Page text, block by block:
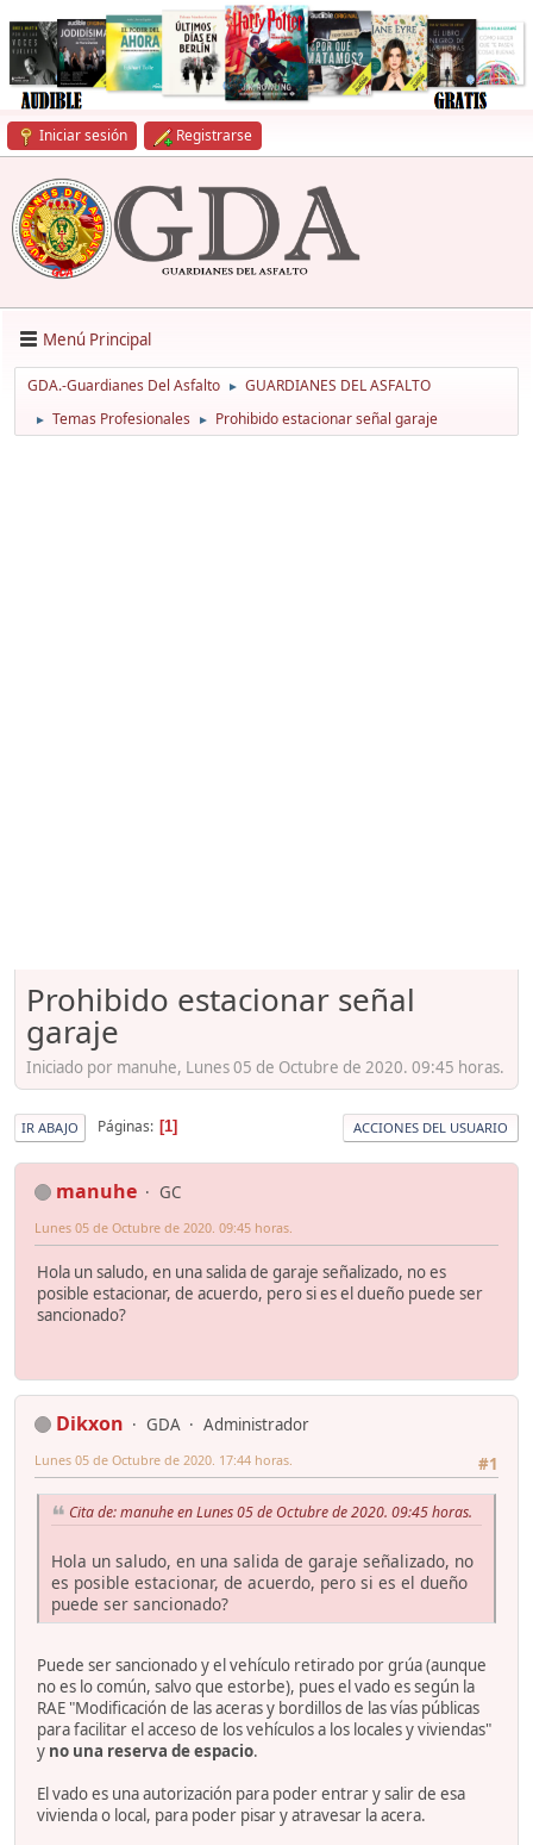
Iniciar sesión Registrarse
Menú Principal
GDA.-Guardianes Del Asfalto ► GUARDIANES DEL ASFALTO
► Temas Profesionales ► Prohibido estacionar señal garaje
Prohibido estacionar señal
garaje
Iniciado por manuhe, Lunes 05 de Octubre de 2020. 09:45 horas.
IR ABAJO Páginas 1 ACCIONES DEL USUARIO
manuhe GC
Lunes 05 de Octubre de 2020. 09:45 horas.
Hola un saludo, en una salida de garaje señalizado, no es
posible estacionar, de acuerdo, pero si es el dueño puede ser
sancionado?
Dikxon GDA
Administrador
#1
Lunes 05 de Octubre de 2020. 17:44 horas.
Cita de: manuhe en Lunes 05 de Octubre de 2020. 09:45 horas.
Hola un saludo, en una salida de garaje señalizado, no
es posible estacionar, de acuerdo, pero si es el dueño
puede ser sancionado?
Puede ser sancionado y el vehículo retirado por grúa (aunque
no es lo común, salvo que estorbe), pues el vado es según la
RAE "Modificación de las aceras y bordillos de las vías públicas
para facilitar el acceso de los vehículos a los locales y viviendas"
y no una reserva de espacio.
El vado es una autorización para poder entrar y salir de esa
vivienda o local, para poder pisar y atravesar la acera.